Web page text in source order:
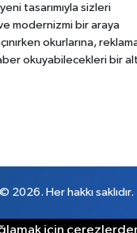
tasarımıyla sizleri
modernizmi bir araya
okurlarına,
okuyabilecekleri bir
2026. Her hakkı saklıdır.
için